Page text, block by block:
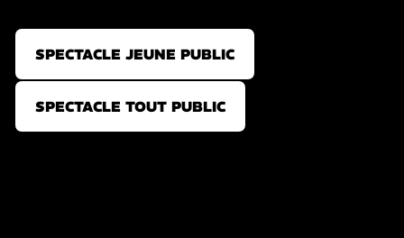
SPECTACLE JEUNE PUBLIC
SPECTACLE TOUT PUBLIC